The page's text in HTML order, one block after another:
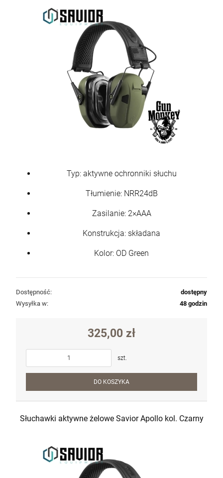
Typ: aktywne ochronniki słuchu
Tłumienie: NRR24dB
Zasilanie: 2×AAA
Konstrukcja: składana
Kolor: OD Green
Dostępność:
dostępny
Wysyłka w:
48 godzin
325,00 zł
szt.
DO KOSZYKA
Słuchawki aktywne żelowe Savior Apollo kol. Czarny